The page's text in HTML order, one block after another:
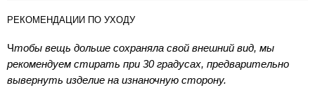
РЕКОМЕНДАЦИИ ПО УХОДУ
Чтобы вещь дольше сохраняла свой внешний вид, мы
рекомендуем стирать при 30 градусах, предварительно
вывернуть изделие на изнаночную сторону.